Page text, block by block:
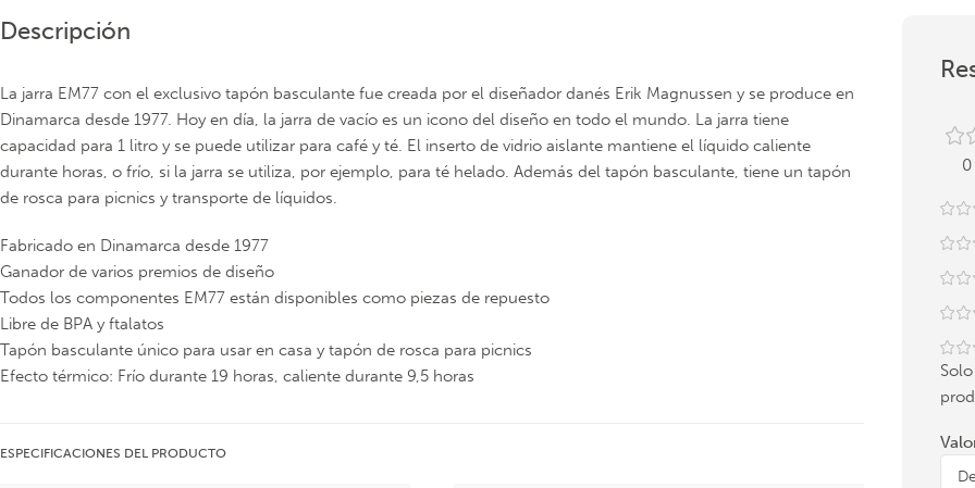
Descripción
La jarra EM77 con el exclusivo tapón basculante fue creada por el diseñador danés Erik Magnussen y se produce en
Dinamarca desde 1977. Hoy en día, la jarra de vacío es un icono del diseño en todo el mundo. La jarra tiene
capacidad para 1 litro y se puede utilizar para café y té. El inserto de vidrio aislante mantiene el líquido caliente
durante horas, o frío, si la jarra se utiliza, por ejemplo, para té helado. Además del tapón basculante, tiene un tapón
de rosca para picnics y transporte de líquidos.
Fabricado en Dinamarca desde 1977
Ganador de varios premios de diseño
Todos los componentes EM77 están disponibles como piezas de repuesto
Libre de BPA y ftalatos
Tapón basculante único para usar en casa y tapón de rosca para picnics
Efecto térmico: Frío durante 19 horas, caliente durante 9,5 horas
ESPECIFICACIONES DEL PRODUCTO
0